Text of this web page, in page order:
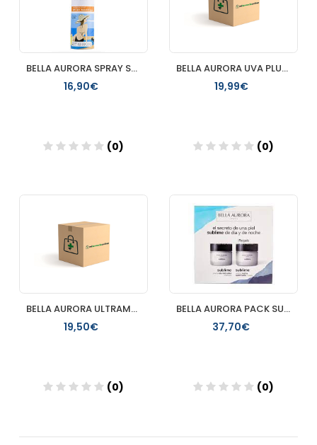
BELLA AURORA SPRAY SOLAR SPF50+ 150ML
16,90€
(0)
BELLA AURORA UVA PLUS PROTECT FOTOPROTECTOR ANTIMANCHAS SPF
19,99€
(0)
Añadir
BELLA AURORA ULTRAMAT FOTOPROTECTOR ANTIMANCHAS SPF 50 1
19,50€
(0)
BELLA AURORA PACK SUBLIME CREMA DIA+CREMA NOCHE
37,70€
(0)